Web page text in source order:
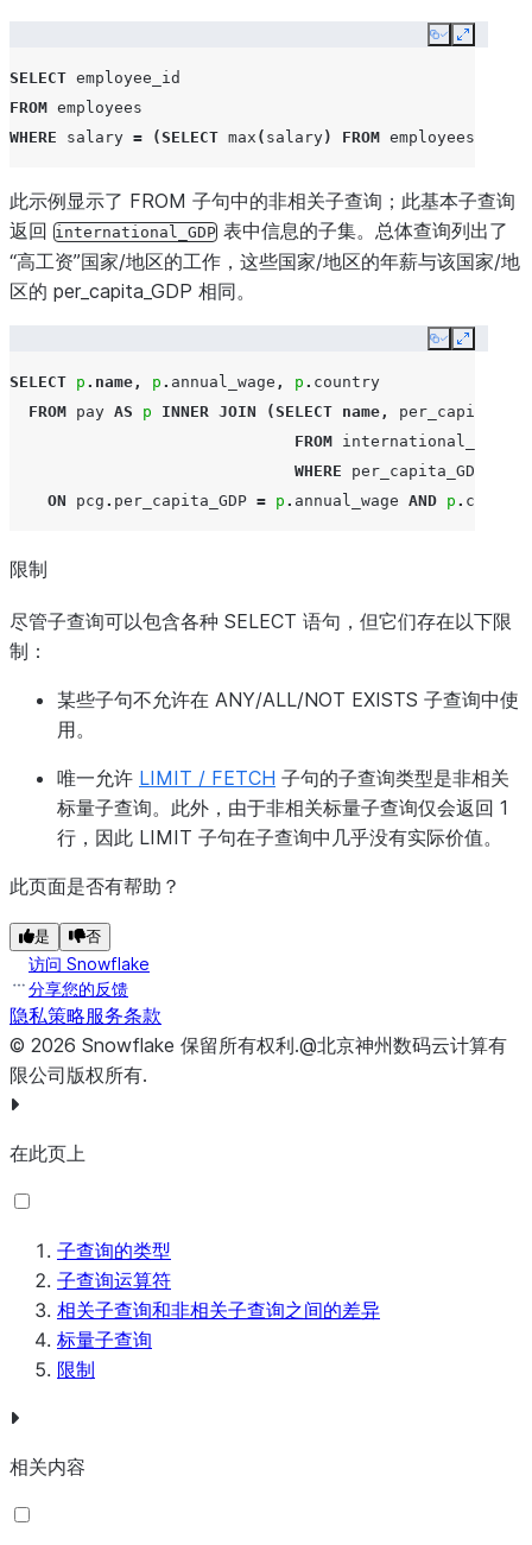
CopyExpand
SELECT employee_id
FROM employees
WHERE
salary = (SELECT max ( salary) FROM employees
此示例显示了 FROM 子句中的非相关子查询；此基本子查询
返回 international_GDP 表中信息的子集。总体查询列出了
“高工资”国家/地区的工作，这些国家/地区的年薪与该国家/地
区的 per_capita_GDP 相同。
CopyExpand
SELECT p . name , p . annual_wage , p . country
FROM pay AS p INNER JOIN (SELECT name ,
per_capita_GDP
FROM international_GDP
WHERE
per_capita_GDP
ON
pcg . per_capita_GDP = p . annual_wage AND p . country
限制
尽管子查询可以包含各种 SELECT 语句，但它们存在以下限
制：
某些子句不允许在 ANY/ALL/NOT EXISTS 子查询中使
用。
唯一允许 LIMIT / FETCH 子句的子查询类型是非相关
标量子查询。此外，由于非相关标量子查询仅会返回 1
行，因此 LIMIT 子句在子查询中几乎没有实际价值。
此页面是否有帮助？
是 否
访问 Snowflake
分享您的反馈
隐私策略服务条款
© 2026 Snowflake 保留所有权利.@北京神州数码云计算有
限公司版权所有.
在此页上
子查询的类型
子查询运算符
相关子查询和非相关子查询之间的差异
标量子查询
限制
相关内容